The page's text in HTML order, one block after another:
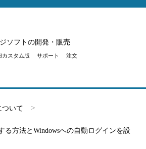
ソフトの開発・販売
カスタム版 サポート 注文
ついて
る方法とWindowsへの自動ログインを設